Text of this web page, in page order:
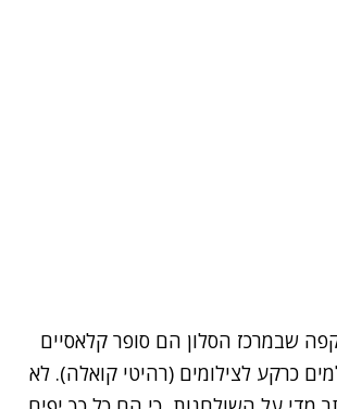
שבמרכז הסלון הם סופר קלאסיים
כרקע לצילומים (רהיטי קואלה). לא